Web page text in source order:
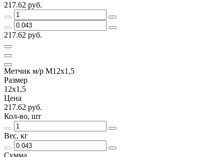
217.62 руб.
217.62 руб.
Метчик м/р М12х1,5
Размер
12х1,5
Цена
217.62 руб.
Кол-во, шт
Вес, кг
Сумма